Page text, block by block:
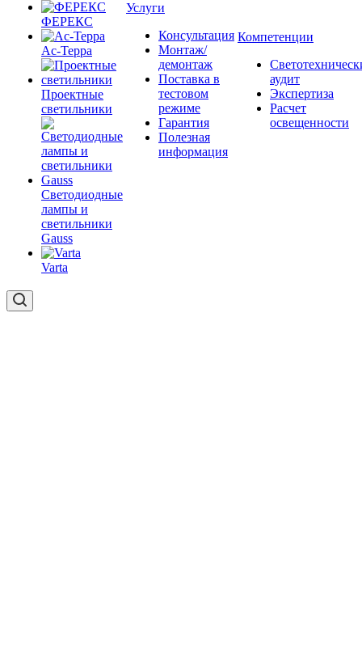
ФЕРЕКС
Ас-Терра
Проектные
светильники
Светодиодные
лампы и
светильники
Gauss
Varta
Услуги
Консультация
Монтаж/
демонтаж
Поставка в
тестовом
режиме
Гарантия
Полезная
информация
Компетенции
аудит
Экспертиза
Расчет
освещенности